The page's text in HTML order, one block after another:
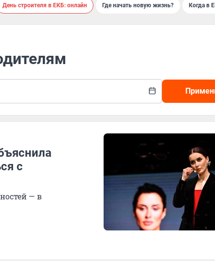
День строителя в ЕКБ: онлайн Где начать новую жизнь? Когда в
с
— в